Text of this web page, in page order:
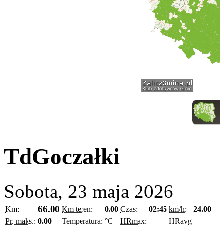
TdGoczałki
Sobota, 23 maja 2026
Km: 66.00 Km teren: 0.00 Czas: 02:45 km/h:
24.00
Pr. maks.: 0.00 Temperatura: °C HRmax:
HRavg